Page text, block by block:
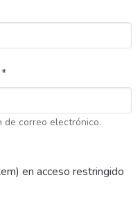
de correo electrónico.
en acceso restringido